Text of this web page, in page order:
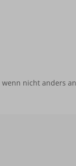
nicht anders